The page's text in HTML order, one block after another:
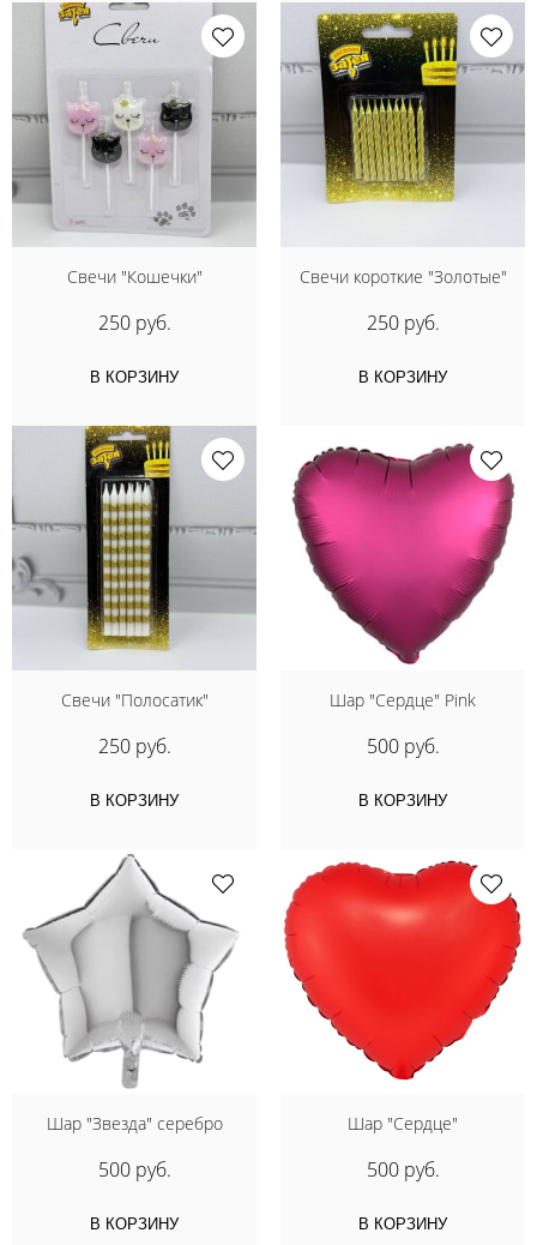
Свечи "Кошечки"
250 руб.
В КОРЗИНУ
Свечи короткие "Золотые"
250 руб.
В КОРЗИНУ
Свечи "Полосатик"
250 руб.
В КОРЗИНУ
Шар "Сердце" Pink
500 руб.
В КОРЗИНУ
Шар "Звезда" серебро
500 руб.
В КОРЗИНУ
Шар "Сердце"
500 руб.
В КОРЗИНУ